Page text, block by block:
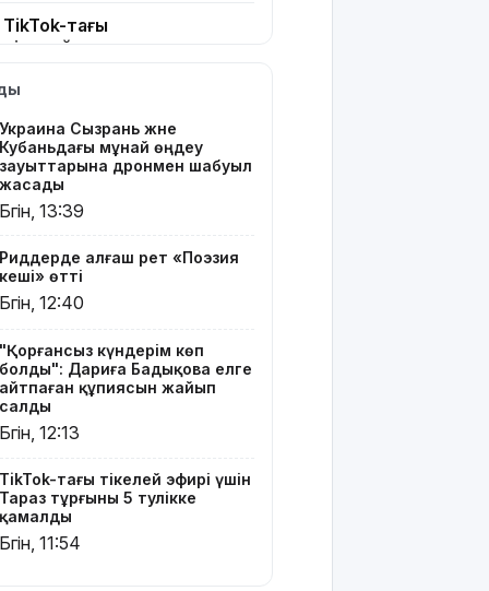
TikTok-тағы
тікелей
Тараз
тәулікке
қамалды
Қазақстанда
талапкерлерге
астам
грант
ұсынылады:
үміткер
бола
алады?
ЕО мен
АҚШ-тың
Ресейге
қарсы жаңа
санкцияларын
Украина Сызрань және
Кубаньдағы мұнай өңдеу
зауыттарына дронмен шабуыл
жасады
Бүгін, 13:39
Риддерде алғаш рет «Поэзия
кеші» өтті
Бүгін, 12:40
"Қорғансыз күндерім көп
болды": Дариға Бадықова елге
айтпаған құпиясын жайып
салды
Бүгін, 12:13
TikTok-тағы тікелей эфирі үшін
Тараз тұрғыны 5 тәулікке
қамалды
Бүгін, 11:54